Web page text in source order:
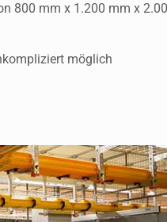
800 mm x 1.200 mm x
möglich